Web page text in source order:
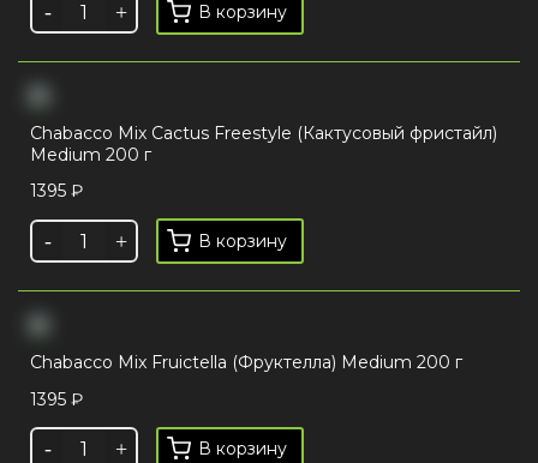
В корзину
Chabacco Mix Cactus Freestyle (Кактусовый фристайл)
Medium 200 г
1395 ₽
В корзину
Chabacco Mix Fruictella (Фруктелла) Medium 200 г
1395 ₽
В корзину